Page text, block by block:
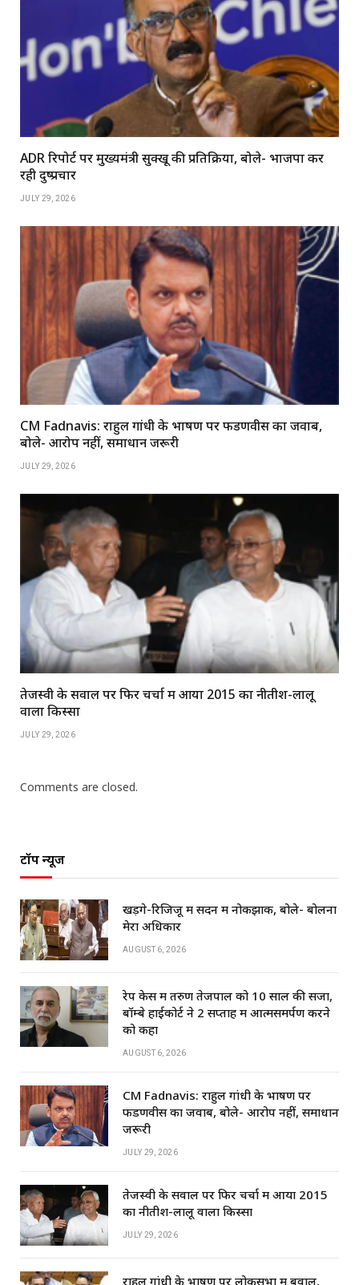
ADR रिपोर्ट पर मुख्यमंत्री सुक्खू की प्रतिक्रिया, बोले- भाजपा कर
रही दुष्प्रचार
JULY 29, 2026
CM Fadnavis: राहुल गांधी के भाषण पर फडणवीस का जवाब,
बोले- आरोप नहीं, समाधान जरूरी
JULY 29, 2026
तेजस्वी के सवाल पर फिर चर्चा में आया 2015 का नीतीश-लालू
वाला किस्सा
JULY 29, 2026
Comments are closed.
टॉप न्यूज
खड़गे-रिजिजू में सदन में नोकझोंक, बोले- बोलना
मेरा अधिकार
AUGUST 6, 2026
रेप केस में तरुण तेजपाल को 10 साल की सजा,
बॉम्बे हाईकोर्ट ने 2 सप्ताह में आत्मसमर्पण करने
को कहा
AUGUST 6, 2026
CM Fadnavis: राहुल गांधी के भाषण पर
फडणवीस का जवाब, बोले- आरोप नहीं, समाधान
जरूरी
JULY 29, 2026
तेजस्वी के सवाल पर फिर चर्चा में आया 2015
का नीतीश-लालू वाला किस्सा
JULY 29, 2026
राहुल गांधी के भाषण पर लोकसभा में बवाल,